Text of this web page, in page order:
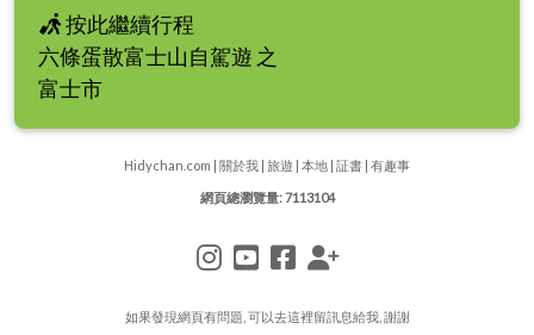
按此繼續行程
六條蛋散富士山自駕遊 之
富士市
Hidychan.com | 關於我 | 旅遊 | 本地 | 証書 | 有趣事
網頁總瀏覽量: 7113104
如果發現網頁有問題, 可以去這裡留訊息給我, 謝謝